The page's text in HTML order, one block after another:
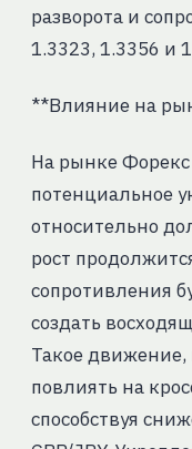
разворота и
1.3323, 1.3356 и
**Влияние на
На рынке
потенциальное
относительно
рост
сопротивления
создать
Такое движение,
повлиять на
способствуя